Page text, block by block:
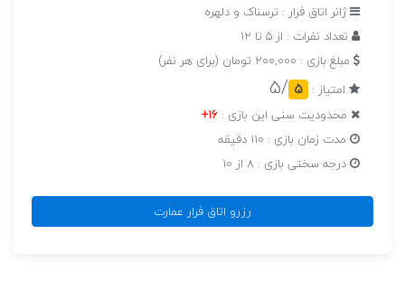
ژانر اتاق فرار : ترسناک و دلهره
تعداد نفرات : از 5 تا 12
مبلغ بازی : 200,000 تومان (برای هر نفر)
امتیاز : 5
/5
محدودیت سنی این بازی : 16+
مدت زمان بازی : 110 دقیقه
درجه سختی بازی : 8 از 10
رزرو اتاق فرار عمارت